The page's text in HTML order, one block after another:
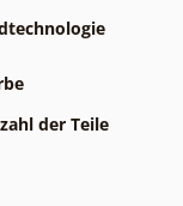
der Teile